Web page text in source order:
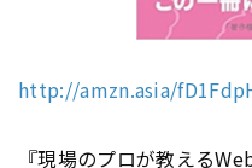
http://amzn.asia/
『現場のプロが教える